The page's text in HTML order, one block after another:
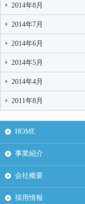
2014年8月
2014年7月
2014年6月
2014年5月
2014年4月
2011年8月
HOME
事業紹介
会社概要
採用情報